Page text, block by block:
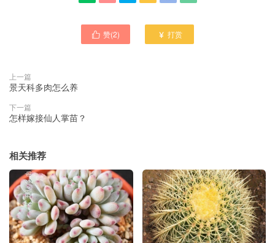
 赞(2)  打赏
上一篇
景天科多肉怎么养
下一篇
怎样嫁接仙人掌苗？
相关推荐